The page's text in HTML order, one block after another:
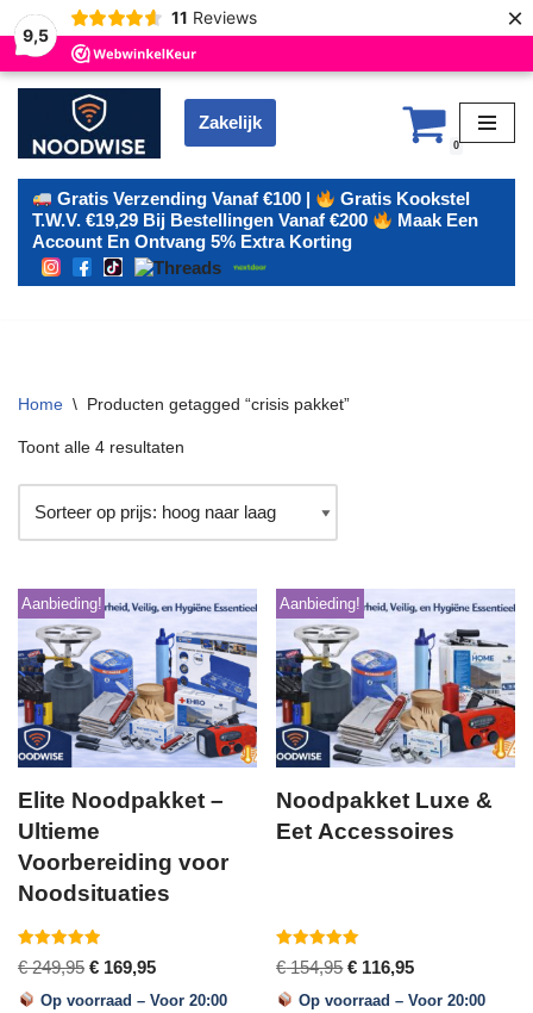
9,5
11 Reviews ×
Ga
naar
de
inhoud
Zakelijk
0
Gratis Verzending Vanaf €100 |
Gratis Kookstel
T.w.v. €19,29 Bij Bestellingen Vanaf €200
Maak Een
Account En Ontvang 5% Extra Korting
Home \ Producten getagged “crisis pakket”
Toont alle 4 resultaten
Aanbieding!
Elite Noodpakket –
Ultieme
Voorbereiding voor
Noodsituaties
Gewaardeerd
5.00
€249,95 € 169,95
Op voorraad – Voor 20:00
Aanbieding!
Noodpakket Luxe &
Eet Accessoires
Gewaardeerd
5.00
€154,95 € 116,95
Op voorraad – Voor 20:00